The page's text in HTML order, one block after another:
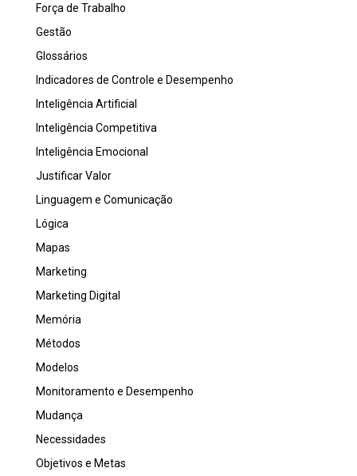
Força de Trabalho
Gestão
Glossários
Indicadores de Controle e Desempenho
Inteligência Artificial
Inteligência Competitiva
Inteligência Emocional
Justificar Valor
Linguagem e Comunicação
Lógica
Mapas
Marketing
Marketing Digital
Memória
Métodos
Modelos
Monitoramento e Desempenho
Mudança
Necessidades
Objetivos e Metas